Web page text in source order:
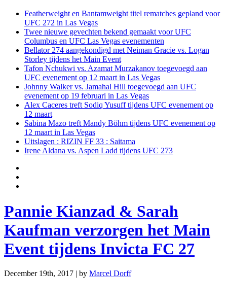
Featherweight en Bantamweight titel rematches gepland voor
UFC 272 in Las Vegas
Twee nieuwe gevechten bekend gemaakt voor UFC
Columbus en UFC Las Vegas evenementen
Bellator 274 aangekondigd met Neiman Gracie vs. Logan
Storley tijdens het Main Event
Tafon Nchukwi vs. Azamat Murzakanov toegevoegd aan
UFC evenement op 12 maart in Las Vegas
Johnny Walker vs. Jamahal Hill toegevoegd aan UFC
evenement op 19 februari in Las Vegas
Alex Caceres treft Sodiq Yusuff tijdens UFC evenement op
12 maart
Sabina Mazo treft Mandy Böhm tijdens UFC evenement op
12 maart in Las Vegas
Uitslagen : RIZIN FF 33 : Saitama
Irene Aldana vs. Aspen Ladd tijdens UFC 273
Pannie Kianzad & Sarah
Kaufman verzorgen het Main
Event tijdens Invicta FC 27
December 19th, 2017 | by Marcel Dorff